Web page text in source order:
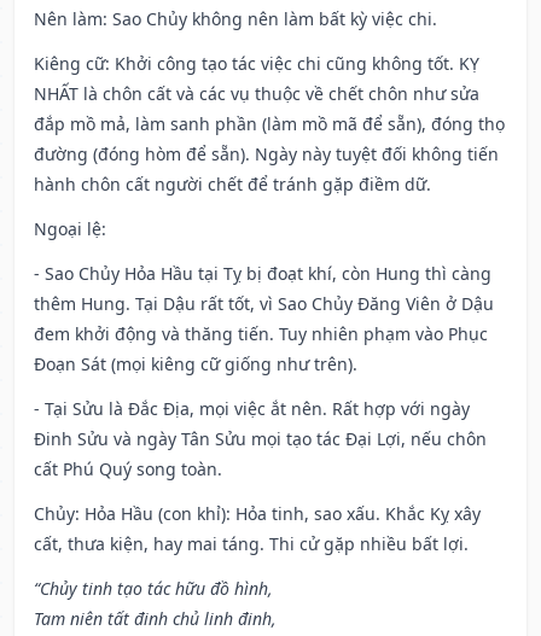
Nên làm: Sao Chủy không nên làm bất kỳ việc chi.
Kiêng cữ: Khởi công tạo tác việc chi cũng không tốt. KỴ
NHẤT là chôn cất và các vụ thuộc về chết chôn như sửa
đắp mồ mả, làm sanh phần (làm mồ mã để sẵn), đóng thọ
đường (đóng hòm để sẵn). Ngày này tuyệt đối không tiến
hành chôn cất người chết để tránh gặp điềm dữ.
Ngoại lệ:
- Sao Chủy Hỏa Hầu tại Tỵ bị đoạt khí, còn Hung thì càng
thêm Hung. Tại Dậu rất tốt, vì Sao Chủy Đăng Viên ở Dậu
đem khởi động và thăng tiến. Tuy nhiên phạm vào Phục
Đoạn Sát (mọi kiêng cữ giống như trên).
- Tại Sửu là Đắc Địa, mọi việc ắt nên. Rất hợp với ngày
Đinh Sửu và ngày Tân Sửu mọi tạo tác Đại Lợi, nếu chôn
cất Phú Quý song toàn.
Chủy: Hỏa Hầu (con khỉ): Hỏa tinh, sao xấu. Khắc Kỵ xây
cất, thưa kiện, hay mai táng. Thi cử gặp nhiều bất lợi.
“Chủy tinh tạo tác hữu đồ hình,
Tam niên tất đinh chủ linh đinh,